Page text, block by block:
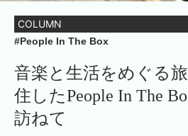
COLUMN
#People In The Box
音楽と生活をめぐる
住したPeople In The
訪ねて